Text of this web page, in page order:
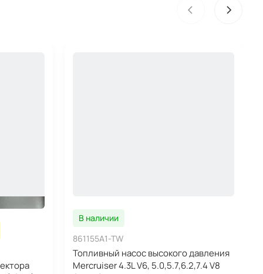
В наличии
861155A1-TW
Топливный насос высокого давления
Mercruiser 4.3L V6, 5.0,5.7,6.2,7.4 V8